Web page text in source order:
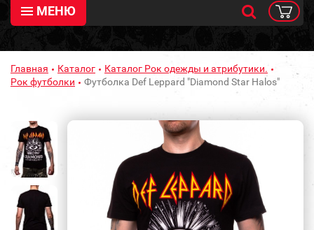
МЕНЮ
Главная Каталог
Каталог Рок одежды и атрибутики.
Рок футболки
Футболка Def Leppard "Diamond Star Halos"